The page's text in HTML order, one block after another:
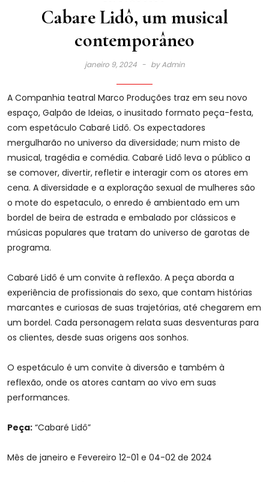
Cabare Lidô, um musical
contemporâneo
janeiro 9, 2024 byAdmin
A Companhia teatral Marco Produções traz em seu novo
espaço, Galpão de Ideias, o inusitado formato peça-festa,
com espetáculo Cabaré Lidô. Os expectadores
mergulharão no universo da diversidade; num misto de
musical, tragédia e comédia. Cabaré Lidô leva o público a
se comover, divertir, refletir e interagir com os atores em
cena. A diversidade e a exploração sexual de mulheres são
o mote do espetaculo, o enredo é ambientado em um
bordel de beira de estrada e embalado por clássicos e
músicas populares que tratam do universo de garotas de
programa.
Cabaré Lidô é um convite à reflexão. A peça aborda a
experiência de profissionais do sexo, que contam histórias
marcantes e curiosas de suas trajetórias, até chegarem em
um bordel. Cada personagem relata suas desventuras para
os clientes, desde suas origens aos sonhos.
O espetáculo é um convite à diversão e também à
reflexão, onde os atores cantam ao vivo em suas
performances.
Peça: “Cabaré Lidô”
Mês de janeiro e Fevereiro 12-01 e 04-02 de 2024